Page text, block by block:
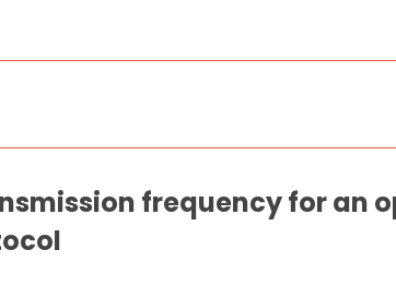
frequency for an